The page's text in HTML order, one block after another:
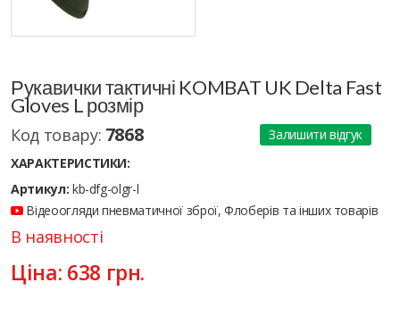
Рукавички тактичні KOMBAT UK Delta Fast
Gloves L розмір
Код товару: 7868
Залишити відгук
ХАРАКТЕРИСТИКИ:
Артикул: kb-dfg-olgr-l
Відеоогляди пневматичної зброї, Флоберів та інших товарів
В наявності
Ціна: 638 грн.